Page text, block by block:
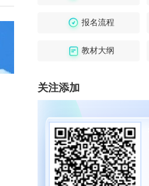
报名流程
教材大纲
关注添加